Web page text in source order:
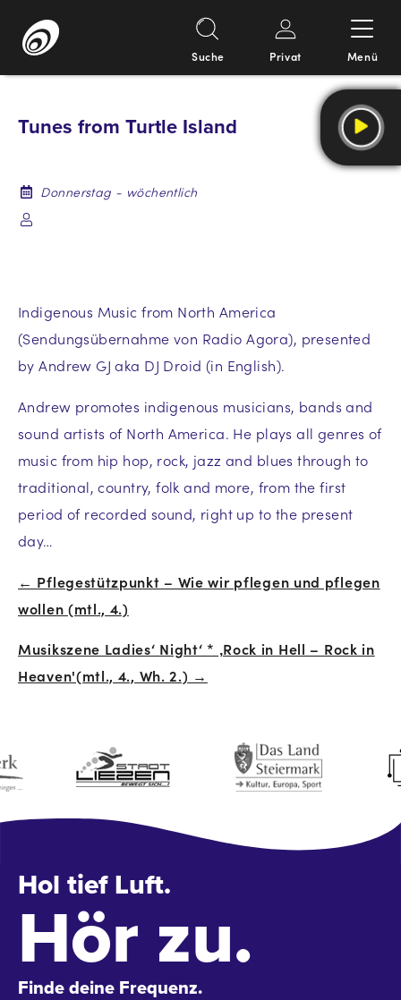
Inhalt
Suche Privat Menü
Tunes from Turtle Island
Donnerstag - wöchentlich
Indigenous Music from North America
(Sendungsübernahme von Radio Agora), presented
by Andrew GJ aka DJ Droid (in English).
Andrew promotes indigenous musicians, bands and
sound artists of North America. He plays all genres of
music from hip hop, rock, jazz and blues through to
traditional, country, folk and more, from the first
period of recorded sound, right up to the present
day…
Beitrags-
← Pflegestützpunkt – Wie wir pflegen und pflegen
wollen (mtl., 4.)
Musikszene Ladies‘ Night‘ * ‚Rock in Hell – Rock in
Heaven'(mtl., 4., Wh. 2.) →
Hol tief Luft.
Hör zu.
Finde deine Frequenz.